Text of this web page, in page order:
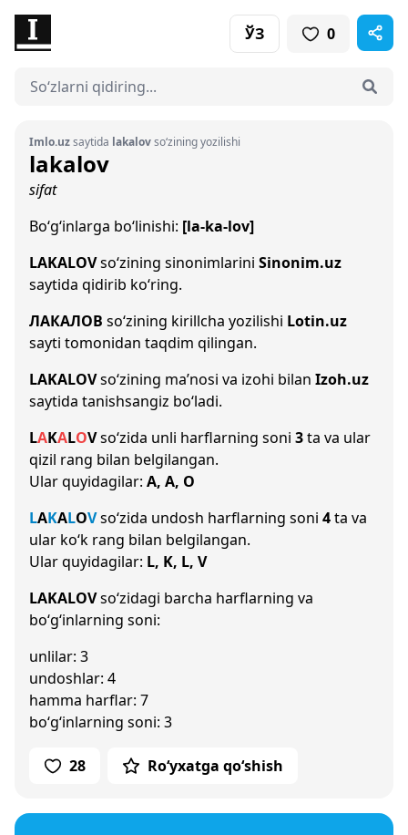
ЎЗ 0
Imlo.uzsaytida lakalovso‘zining yozilishi
lakalov
sifat
Bo‘g‘inlarga bo‘linishi: [la-ka-lov]
LAKALOVso‘zining sinonimlarini Sinonim.uz
saytida qidirib ko‘ring.
ЛАКАЛОВ so‘zining kirillcha yozilishi Lotin.uz
sayti tomonidan taqdim qilingan.
LAKALOVso‘zining ma’nosi va izohi bilan Izoh.uz
saytida tanishsangiz bo‘ladi.
LAKALOVso‘zida unli harflarning soni 3ta va ular
qizil rang bilan belgilangan.
Ular quyidagilar: A, A, O
LAKALOVso‘zida undosh harflarning soni 4ta va
ular ko‘k rang bilan belgilangan.
Ular quyidagilar: L, K, L, V
LAKALOVso‘zidagi barcha harflarning va
bo‘g‘inlarning soni:
unlilar: 3
undoshlar: 4
hamma harflar: 7
bo‘g‘inlarning soni: 3
28 Ro‘yxatga qo‘shish